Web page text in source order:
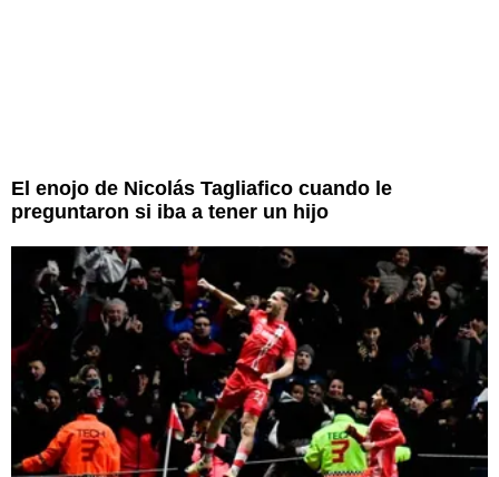
El enojo de Nicolás Tagliafico cuando le
preguntaron si iba a tener un hijo